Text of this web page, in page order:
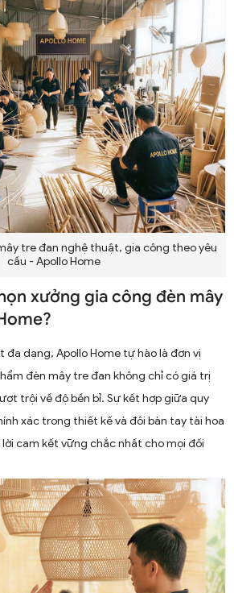
tre đan nghệ thuật, gia công theo yêu
cầu - Apollo Home
xưởng gia công đèn mây
dạng, Apollo Home tự hào là đơn vị
đèn mây tre đan không chỉ có giá trị
trội về độ bền bỉ. Sự kết hợp giữa quy
xác trong thiết kế và đôi bàn tay tài hoa
cam kết vững chắc nhất cho mọi đối